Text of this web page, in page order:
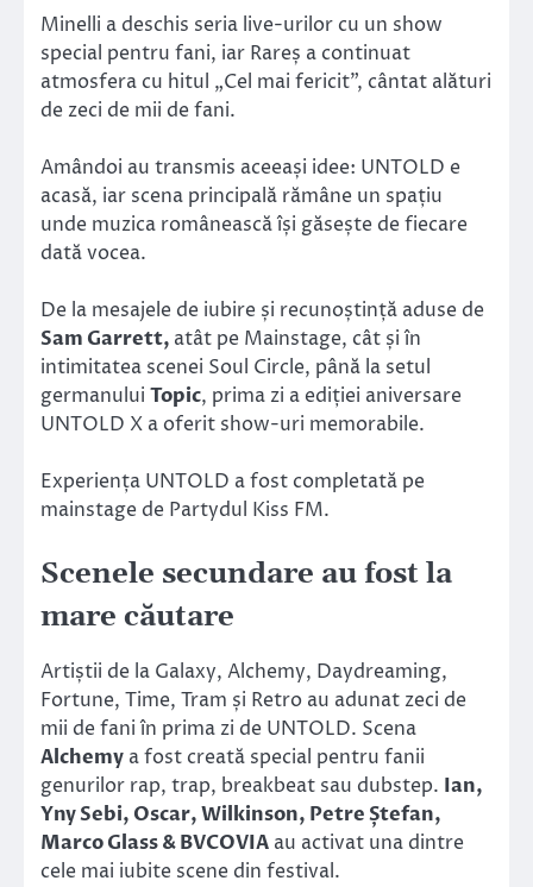
Minelli a deschis seria live-urilor cu un show
special pentru fani, iar Rareș a continuat
atmosfera cu hitul „Cel mai fericit”, cântat alături
de zeci de mii de fani.
Amândoi au transmis aceeași idee: UNTOLD e
acasă, iar scena principală rămâne un spațiu
unde muzica românească își găsește de fiecare
dată vocea.
De la mesajele de iubire și recunoștință aduse de
Sam Garrett, atât pe Mainstage, cât și în
intimitatea scenei Soul Circle, până la setul
germanului Topic, prima zi a ediției aniversare
UNTOLD X a oferit show-uri memorabile.
Experiența UNTOLD a fost completată pe
mainstage de Partydul Kiss FM.
Scenele secundare au fost la
mare căutare
Artiștii de la Galaxy, Alchemy, Daydreaming,
Fortune, Time, Tram și Retro au adunat zeci de
mii de fani în prima zi de UNTOLD. Scena
Alchemy a fost creată special pentru fanii
genurilor rap, trap, breakbeat sau dubstep. Ian,
Yny Sebi, Oscar, Wilkinson, Petre Ștefan,
Marco Glass & BVCOVIA au activat una dintre
cele mai iubite scene din festival.